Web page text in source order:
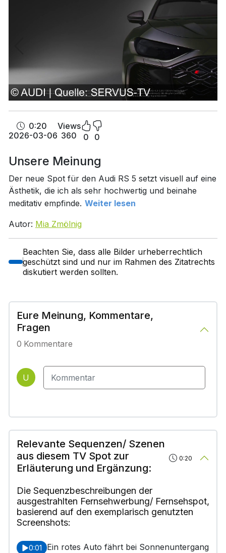
0:20
2026-03-06
Views
360
0 0
Unsere Meinung
Der neue Spot für den Audi RS 5 setzt visuell auf eine
Ästhetik, die ich als sehr hochwertig und beinahe
meditativ empfinde. Weiter lesen
Autor: Mia Zmölnig
Beachten Sie, dass alle Bilder urheberrechtlich
geschützt sind und nur im Rahmen des Zitatrechts
diskutiert werden sollten.
Eure Meinung, Kommentare,
Fragen
0 Kommentare
U
Relevante Sequenzen/ Szenen
aus diesem TV Spot zur
Erläuterung und Ergänzung:
0:20
Die Sequenzbeschreibungen der
ausgestrahlten Fernsehwerbung/ Fernsehspot,
basierend auf den exemplarisch genutzten
Screenshots:
0:01
Ein rotes Auto fährt bei Sonnenuntergang